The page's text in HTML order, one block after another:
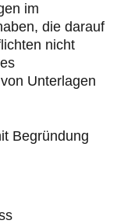
im
die darauf
nicht
Unterlagen
Begründung